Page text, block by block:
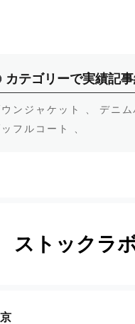
カテゴリーで実績記
ウンジャケット 、 デニム
ッフルコート 、
ストックラ